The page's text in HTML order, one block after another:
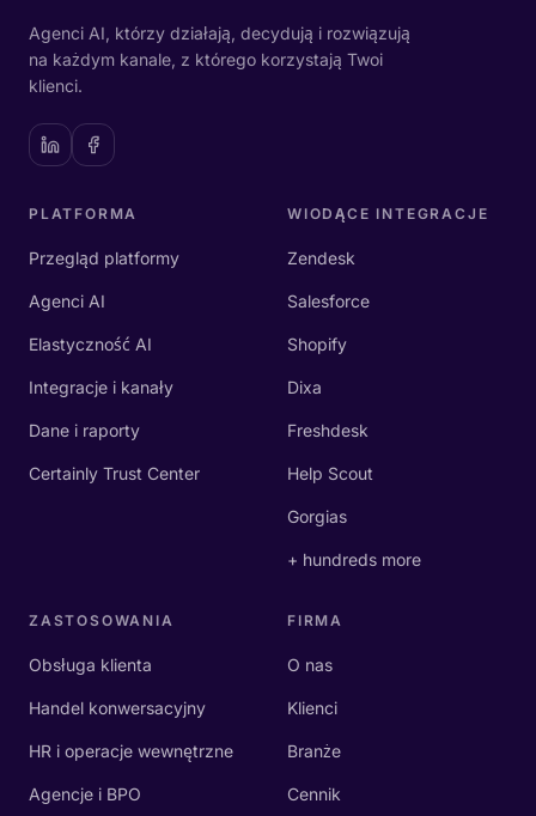
Agenci AI, którzy działają, decydują i rozwiązują
na każdym kanale, z którego korzystają Twoi
klienci.
PLATFORMA
Przegląd platformy
Agenci AI
Elastyczność AI
Integracje i kanały
Dane i raporty
Certainly Trust Center
WIODĄCE INTEGRACJE
Zendesk
Salesforce
Shopify
Dixa
Freshdesk
Help Scout
Gorgias
+ hundreds more
ZASTOSOWANIA
Obsługa klienta
Handel konwersacyjny
HR i operacje wewnętrzne
Agencje i BPO
FIRMA
O nas
Klienci
Branże
Cennik